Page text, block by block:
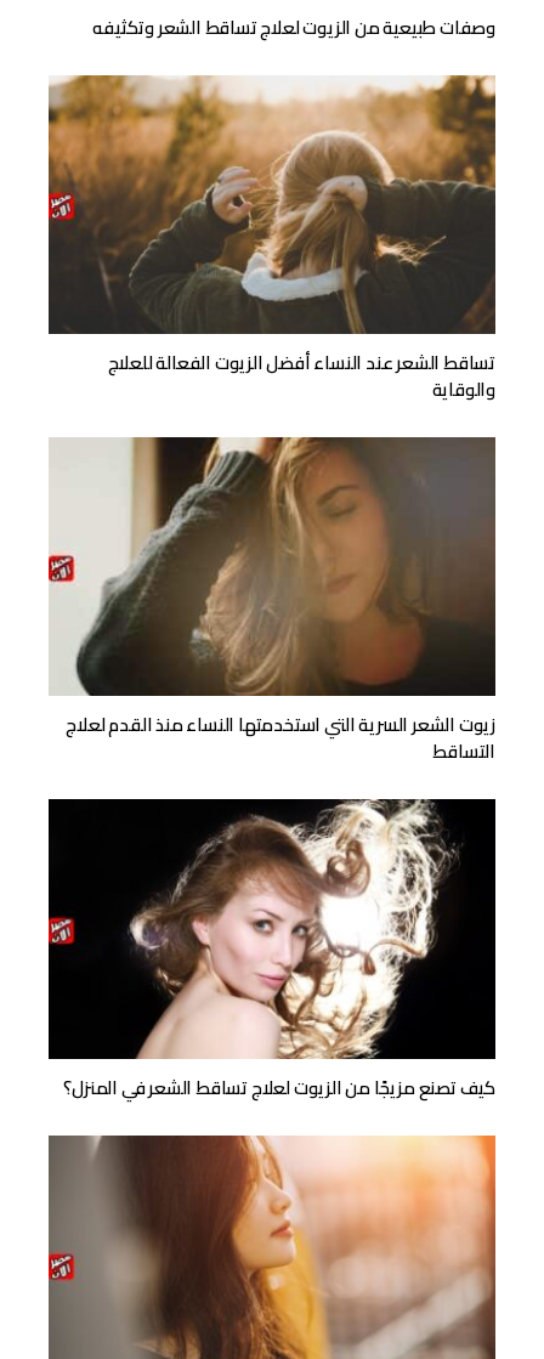
وصفات طبيعية من الزيوت لعلاج تساقط الشعر وتكثيفه
تساقط الشعر عند النساء أفضل الزيوت الفعالة للعلاج
والوقاية
زيوت الشعر السرية التي استخدمتها النساء منذ القدم لعلاج
التساقط
كيف تصنع مزيجًا من الزيوت لعلاج تساقط الشعر في المنزل؟